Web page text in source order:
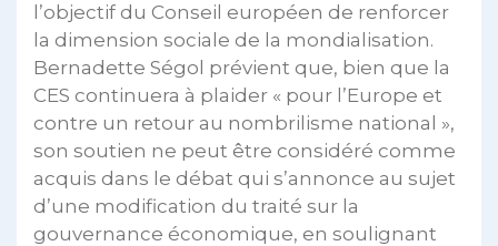
l’objectif du Conseil européen de renforcer
la dimension sociale de la mondialisation.
Bernadette Ségol prévient que, bien que la
CES continuera à plaider « pour l’Europe et
contre un retour au nombrilisme national »,
son soutien ne peut être considéré comme
acquis dans le débat qui s’annonce au sujet
d’une modification du traité sur la
gouvernance économique, en soulignant